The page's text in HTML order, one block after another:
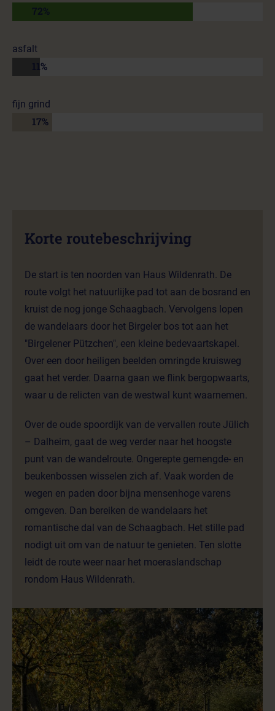
72%
asfalt
11%
fijn grind
17%
Korte routebeschrijving
De start is ten noorden van Haus Wildenrath. De
route volgt het natuurlijke pad tot aan de bosrand en
kruist de nog jonge Schaagbach. Vervolgens lopen
de wandelaars door het Birgeler bos tot aan het
"Birgelener Pützchen", een kleine bedevaartskapel.
Over een door heiligen beelden omringde kruisweg
gaat het verder. Daarna gaan we flink bergopwaarts,
waar u de relicten van de westwal kunt waarnemen.
Over de oude spoordijk van de vervallen route Jülich
– Dalheim, gaat de weg verder naar het hoogste
punt van de wandelroute. Ongerepte gemengde- en
beukenbossen wisselen zich af. Vaak worden de
wegen en paden door bijna mensenhoge varens
omgeven. Dan bereiken de wandelaars het
romantische dal van de Schaagbach. Het stille pad
nodigt uit om van de natuur te genieten. Ten slotte
leidt de route weer naar het moeraslandschap
rondom Haus Wildenrath.